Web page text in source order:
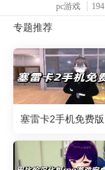
仙侠手游
三国游戏
3934款应用
其他
982款应用
pc游戏
专题推荐
塞雷卡2手机免费